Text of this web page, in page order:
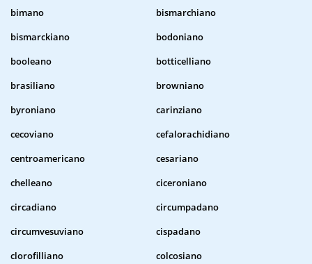
bimano
bismarchiano
bismarckiano
bodoniano
booleano
botticelliano
brasiliano
browniano
byroniano
carinziano
cecoviano
cefalorachidiano
centroamericano
cesariano
chelleano
ciceroniano
circadiano
circumpadano
circumvesuviano
cispadano
clorofilliano
colcosiano